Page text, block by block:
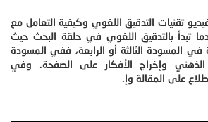
تقنيات التدقيق اللغوي وكيفية التعامل مع
تبدأ بالتدقيق اللغوي في حلقة البحث حيث
المسودة الثالثة أو الرابعة، ففي المسودة
وإخراج الأفكار على الصفحة. وفي
على المقالة وإ.